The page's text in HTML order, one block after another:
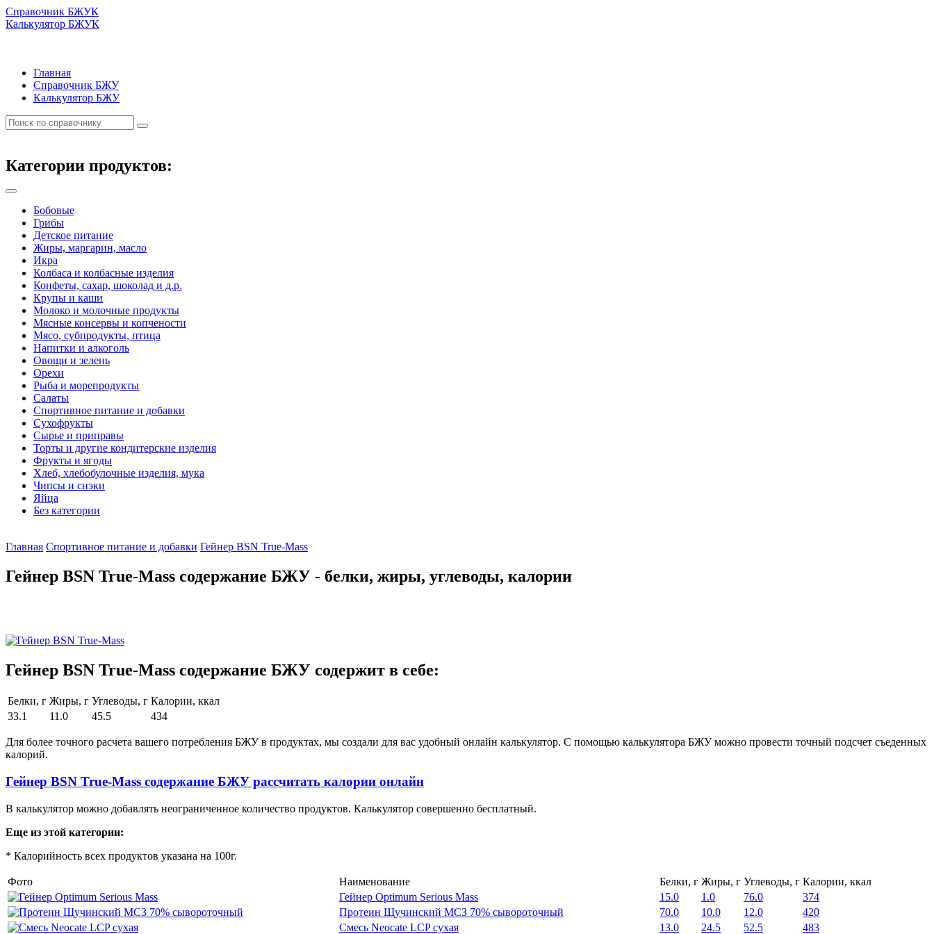
Справочник БЖУК
Калькулятор БЖУК
Главная
Справочник БЖУ
Калькулятор БЖУ
Категории продуктов:
Бобовые
Грибы
Детское питание
Жиры, маргарин, масло
Икра
Колбаса и колбасные изделия
Конфеты, сахар, шоколад и д.р.
Крупы и каши
Молоко и молочные продукты
Мясные консервы и копчености
Мясо, субпродукты, птица
Напитки и алкоголь
Овощи и зелень
Орехи
Рыба и морепродукты
Салаты
Спортивное питание и добавки
Сухофрукты
Сырье и приправы
Торты и другие кондитерские изделия
Фрукты и ягоды
Хлеб, хлебобулочные изделия, мука
Чипсы и снэки
Яйца
Без категории
Главная Спортивное питание и добавки Гейнер BSN True-Mass
Гейнер BSN True-Mass содержание БЖУ - белки, жиры, углеводы, калории
Гейнер BSN True-Mass содержание БЖУ содержит в себе:
Белки, г Жиры, г Углеводы, г Калории, ккал
33.1
11.0 45.5 434
Для более точного расчета вашего потребления БЖУ в продуктах, мы создали для вас удобный онлайн калькулятор. С помощью калькулятора БЖУ можно провести точный подсчет съеденных
калорий.
Гейнер BSN True-Mass содержание БЖУ рассчитать калории онлайн
В калькулятор можно добавлять неограниченное количество продуктов. Калькулятор совершенно бесплатный.
Еще из этой категории:
* Калорийность всех продуктов указана на 100г.
Фото Наименование Белки, г Жиры, г Углеводы, г Калории, ккал
Гейнер Optimum Serious Mass
15.0 1.0 76.0
374
Протеин Щучинский МСЗ 70% сывороточный
70.0 10.0 12.0
420
Смесь Neocate LCP сухая
13.0 24.5 52.5 483